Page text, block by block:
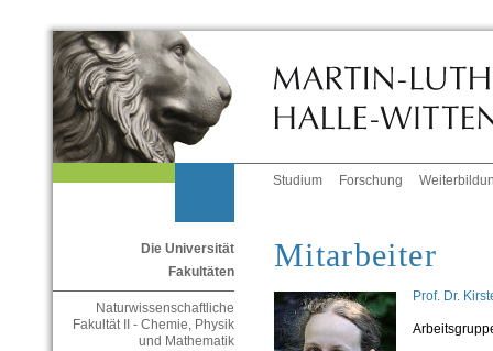
Studium Forschung
Die Universität
Fakultäten
Naturwissenschaftliche
Fakultät II - Chemie, Physik
und Mathematik
Mitarbeiter
Prof. Dr.